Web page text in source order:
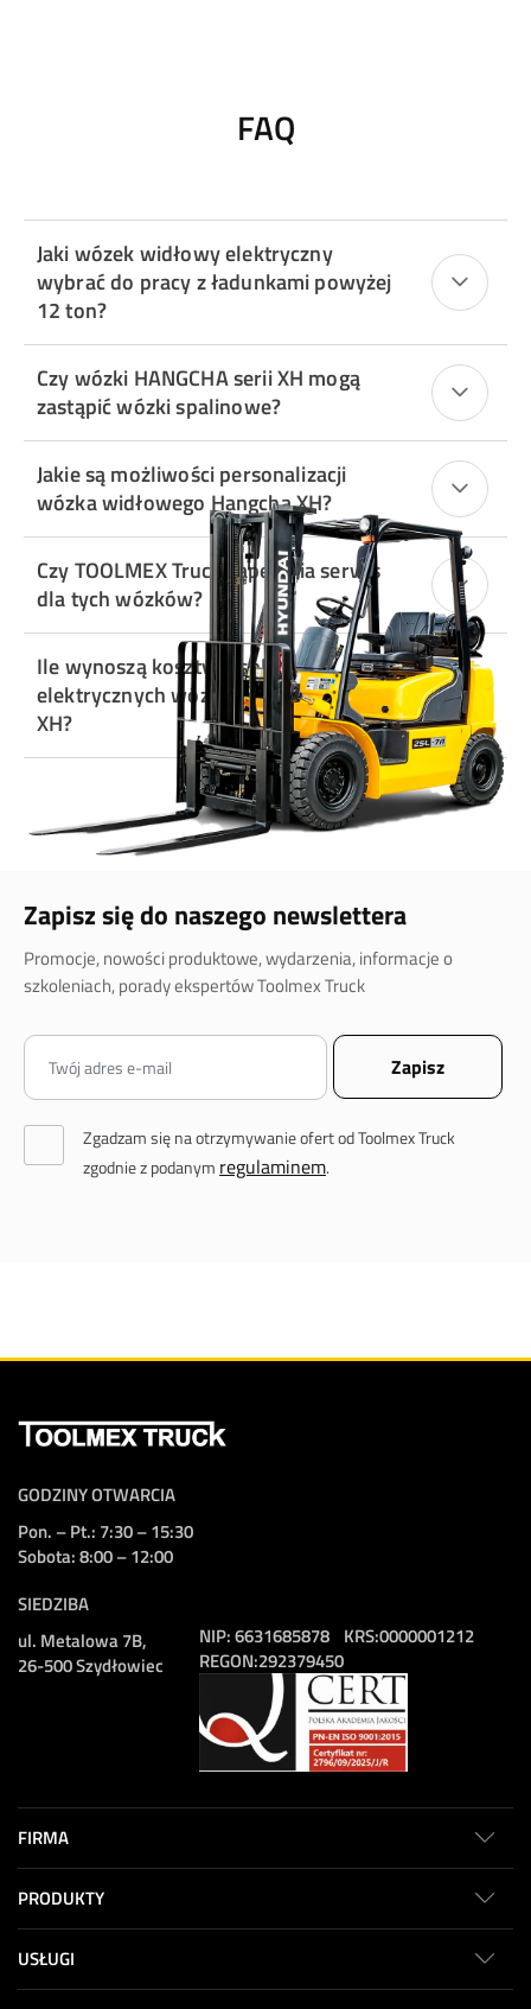
FAQ
Jaki wózek widłowy elektryczny
wybrać do pracy z ładunkami powyżej
12 ton?
Czy wózki HANGCHA serii XH mogą
zastąpić wózki spalinowe?
Jakie są możliwości personalizacji
wózka widłowego Hangcha XH?
Czy TOOLMEX Truck zapewnia serwis
dla tych wózków?
Ile wynoszą koszty eksploatacji
elektrycznych wózków HANGCHA serii
XH?
Zapisz się do naszego newslettera
Promocje, nowości produktowe, wydarzenia, informacje o
szkoleniach, porady ekspertów Toolmex Truck
Zgadzam się na otrzymywanie ofert od Toolmex Truck
zgodnie z podanym regulaminem.
GODZINY OTWARCIA
Pon. – Pt.: 7:30 – 15:30
Sobota: 8:00 – 12:00
SIEDZIBA
ul. Metalowa 7B,
26-500 Szydłowiec
NIP:6631685878
REGON:292379450
KRS:0000001212
FIRMA
PRODUKTY
USŁUGI